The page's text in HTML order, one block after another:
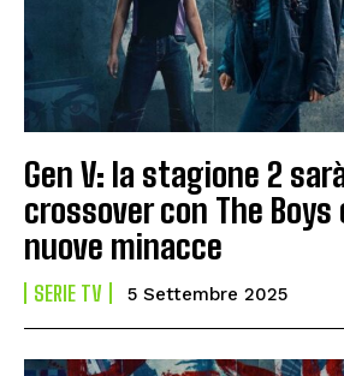
Gen V: la stagione 2
crossover con The
nuove minacce
SERIE TV 5 Settembre 2025